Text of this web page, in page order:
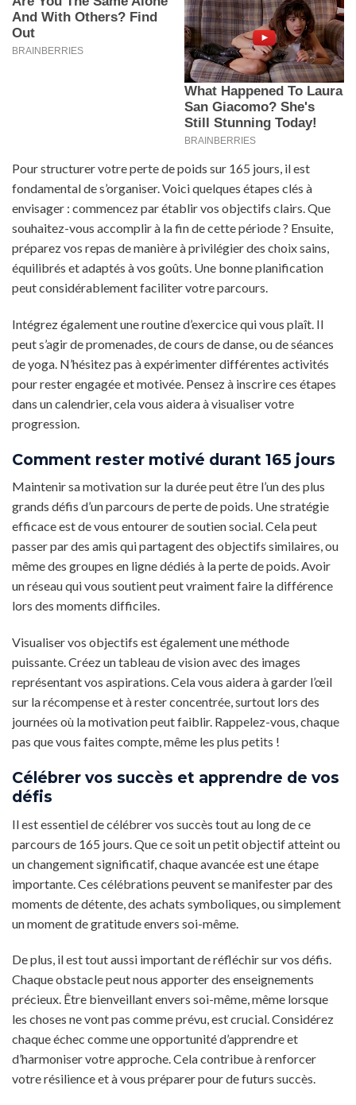
Pour structurer votre perte de poids sur 165 jours, il est
fondamental de s’organiser. Voici quelques étapes clés à
envisager : commencez par établir vos objectifs clairs. Que
souhaitez-vous accomplir à la fin de cette période ? Ensuite,
préparez vos repas de manière à privilégier des choix sains,
équilibrés et adaptés à vos goûts. Une bonne planification
peut considérablement faciliter votre parcours.
Intégrez également une routine d’exercice qui vous plaît. Il
peut s’agir de promenades, de cours de danse, ou de séances
de yoga. N’hésitez pas à expérimenter différentes activités
pour rester engagée et motivée. Pensez à inscrire ces étapes
dans un calendrier, cela vous aidera à visualiser votre
progression.
Comment rester motivé durant 165 jours
Maintenir sa motivation sur la durée peut être l’un des plus
grands défis d’un parcours de perte de poids. Une stratégie
efficace est de vous entourer de soutien social. Cela peut
passer par des amis qui partagent des objectifs similaires, ou
même des groupes en ligne dédiés à la perte de poids. Avoir
un réseau qui vous soutient peut vraiment faire la différence
lors des moments difficiles.
Visualiser vos objectifs est également une méthode
puissante. Créez un tableau de vision avec des images
représentant vos aspirations. Cela vous aidera à garder l’œil
sur la récompense et à rester concentrée, surtout lors des
journées où la motivation peut faiblir. Rappelez-vous, chaque
pas que vous faites compte, même les plus petits !
Célébrer vos succès et apprendre de vos
défis
Il est essentiel de célébrer vos succès tout au long de ce
parcours de 165 jours. Que ce soit un petit objectif atteint ou
un changement significatif, chaque avancée est une étape
importante. Ces célébrations peuvent se manifester par des
moments de détente, des achats symboliques, ou simplement
un moment de gratitude envers soi-même.
De plus, il est tout aussi important de réfléchir sur vos défis.
Chaque obstacle peut nous apporter des enseignements
précieux. Être bienveillant envers soi-même, même lorsque
les choses ne vont pas comme prévu, est crucial. Considérez
chaque échec comme une opportunité d’apprendre et
d’harmoniser votre approche. Cela contribue à renforcer
votre résilience et à vous préparer pour de futurs succès.